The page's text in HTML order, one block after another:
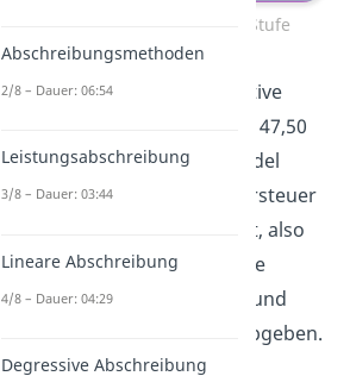
Vorsteuer Umsatzsteuer: 2. Stufe
Jetzt berechnen wir die effektive
Umsatzsteuer: Die Fabrik hat 47,50
Euro Umsatzsteuer vom Handel
vereinnahmt und 19 Euro Vorsteuer
an den Silberförderer gezahlt, also
muss sie an das Finanzamt die
Differenz von Umsatzsteuer und
Vorsteuer, also 28,50 Euro, abgeben.
Abschreibungsmethoden
2/8 – Dauer: 06:54
Leistungsabschreibung
3/8 – Dauer: 03:44
Lineare Abschreibung
4/8 – Dauer: 04:29
Degressive Abschreibung